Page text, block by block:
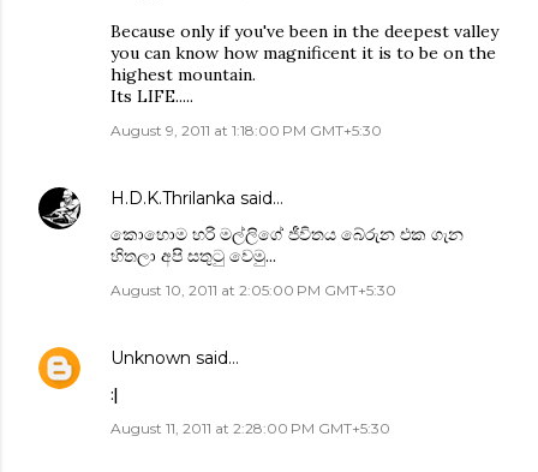
Because only if you've been in the deepest valley
you can know how magnificent it is to be on the
highest mountain.
Its LIFE.....
August 9, 2011 at 1:18:00 PM GMT+5:30
H.D.K.Thrilanka said…
කොහොම හරි මල්ලිගේ ජීවිතය බේරුන එක ගැන
හිතලා අපි සතුටු වෙමු...
August 10, 2011 at 2:05:00 PM GMT+5:30
Unknown said…
:|
August 11, 2011 at 2:28:00 PM GMT+5:30